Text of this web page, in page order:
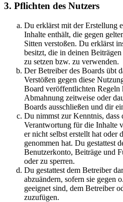
3. Pflichten des Nutzers
Du erklärst mit der Erstellung
Inhalte enthält, die gegen
Sitten verstoßen. Du erklärst
besitzt, die in deinen
zu setzen bzw. zu verwenden.
Der Betreiber des Boards übt
Verstößen gegen diese
Board veröffentlichten Regeln
Abmahnung zeitweise oder
Boards ausschließen und dir
Du nimmst zur Kenntnis, dass
Verantwortung für die Inhalte
er nicht selbst erstellt hat oder
genommen hat. Du gestattest
Benutzerkonto, Beiträge und
oder zu sperren.
Du gestattest dem Betreiber
abzuändern, sofern sie gegen
geeignet sind, dem Betreiber
zuzufügen.